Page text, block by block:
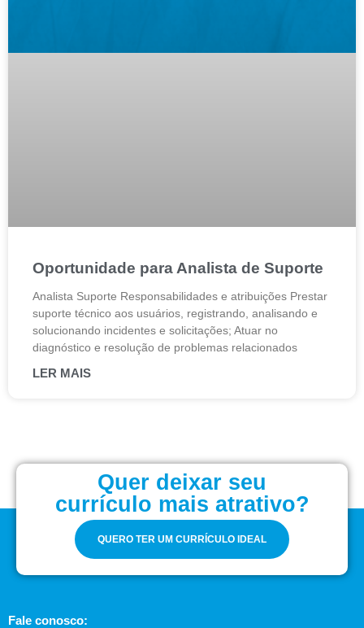
Oportunidade para Analista de Suporte
Analista Suporte Responsabilidades e atribuições Prestar
suporte técnico aos usuários, registrando, analisando e
solucionando incidentes e solicitações; Atuar no
diagnóstico e resolução de problemas relacionados
LER MAIS
Quer deixar seu
currículo mais atrativo?
QUERO TER UM CURRÍCULO IDEAL
Fale conosco: